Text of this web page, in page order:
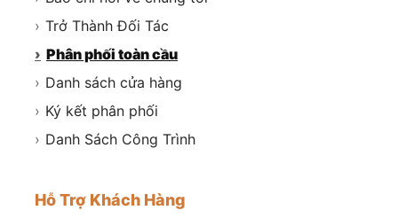
› Trở Thành Đối Tác
› Phân phối toàn cầu
› Danh sách cửa hàng
› Ký kết phân phối
› Danh Sách Công Trình
Hỗ Trợ Khách Hàng